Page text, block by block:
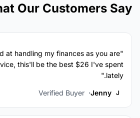
Our Customers Say
at handling my finances as you are
this'll be the best $26 I've spent
lately."
J
Jenny
Verified Buyer